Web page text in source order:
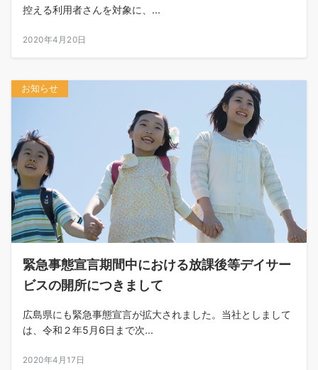
控える利用者さんを対象に、...
2020年4月20日
お知らせ
緊急事態宣言期間中における放課後等デイサー
ビスの開所につきまして
広島県にも緊急事態宣言が拡大されました。当社としまして
は、令和２年5月6日まで次...
2020年4月17日